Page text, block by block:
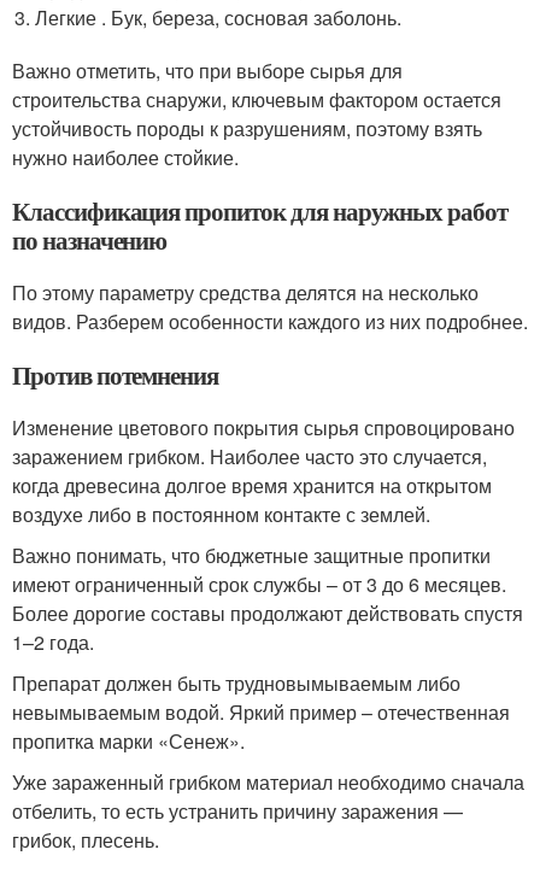
Легкие . Бук, береза, сосновая заболонь.
Важно отметить, что при выборе сырья для
строительства снаружи, ключевым фактором остается
устойчивость породы к разрушениям, поэтому взять
нужно наиболее стойкие.
Классификация пропиток для наружных работ
по назначению
По этому параметру средства делятся на несколько
видов. Разберем особенности каждого из них подробнее.
Против потемнения
Изменение цветового покрытия сырья спровоцировано
заражением грибком. Наиболее часто это случается,
когда древесина долгое время хранится на открытом
воздухе либо в постоянном контакте с землей.
Важно понимать, что бюджетные защитные пропитки
имеют ограниченный срок службы – от 3 до 6 месяцев.
Более дорогие составы продолжают действовать спустя
1–2 года.
Препарат должен быть трудновымываемым либо
невымываемым водой. Яркий пример – отечественная
пропитка марки «Сенеж».
Уже зараженный грибком материал необходимо сначала
отбелить, то есть устранить причину заражения —
грибок, плесень.